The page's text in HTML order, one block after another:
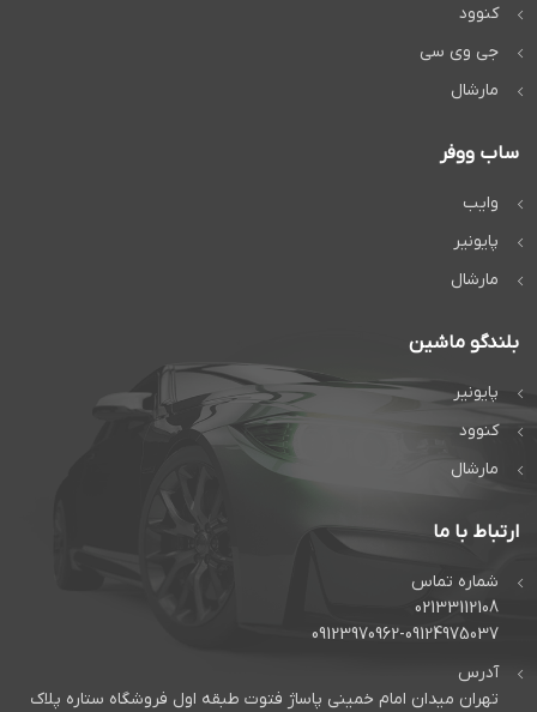
کنوود
جی وی سی
مارشال
ساب ووفر
وایب
پایونیر
مارشال
بلندگو ماشین
پایونیر
کنوود
مارشال
ارتباط با ما
شماره تماس
02133112108
09123970962-09124975037
آدرس
تهران میدان امام خمینی پاساژ فتوت طبقه اول فروشگاه ستاره پلاک